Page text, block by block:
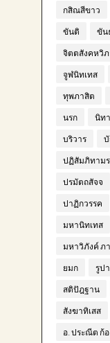
กสิณสีขาว
ขันติ ขัน
จิตตสังคหวิ
จูฬนิทเทส
ทุพภาสิต
นรก นิท
บริวาร
ปฏิสัมภิทาม
ปรมัตถสัจจ
ปาฏิกวรรค
มหานิทเทส
มหาวิภังค์ ภ
ยมก รูป
สติปัฎฐาน
สังฆาทิเสส
อ. ประณีต ก้